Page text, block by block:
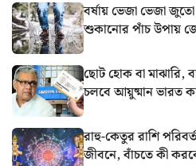
বর্ষায় ভেজা ভেজা
শুকানোর পাঁচ উপায়
ছোট হোক বা মাঝারি,
চলবে আয়ুষ্মান ভারত
রাহু-কেতুর রাশি
জীবনে, বাঁচতে কী